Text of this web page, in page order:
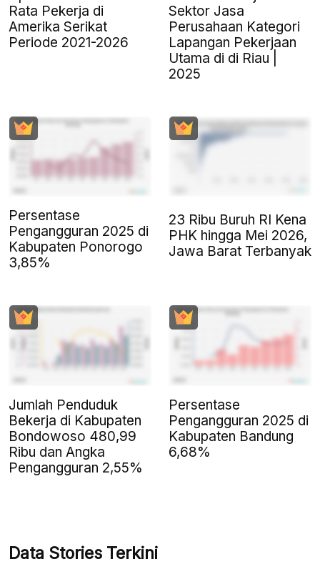
Rata Pekerja di
Amerika Serikat
Periode 2021-2026
Sektor Jasa
Perusahaan Kategori
Lapangan Pekerjaan
Utama di di Riau |
2025
Persentase
Pengangguran 2025 di
Kabupaten Ponorogo
3,85%
23 Ribu Buruh RI Kena
PHK hingga Mei 2026,
Jawa Barat Terbanyak
Jumlah Penduduk
Bekerja di Kabupaten
Bondowoso 480,99
Ribu dan Angka
Pengangguran 2,55%
Persentase
Pengangguran 2025 di
Kabupaten Bandung
6,68%
Data Stories Terkini